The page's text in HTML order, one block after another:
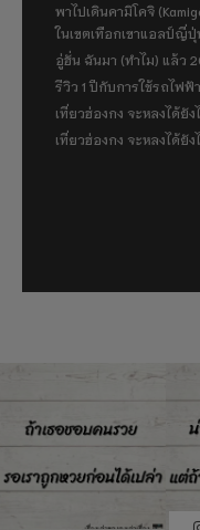
พาไปเดินคามิโคจิ
ในเขตเทือกเขาแอลป์ญี่ปุ่
อู่ฮั่น ฉันมา (ทำไม) แล้ว
รีวิว 1 ปีกับการใช้รถไฟ
เที่ยวฮ่องกง จะหลงได้ยัง
เที่ยวฮ่องกง จะหลงได้ยังไ